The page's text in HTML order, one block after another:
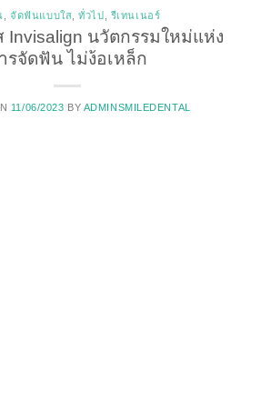
,จัดฟันแบบใส ,ทั่วไป รีเทนเนอร์
Invisalign นวัตกรรมใหม่แห่ง
รจัดฟัน ไม่ง้อเหล็ก
11/06/2023 BY ADMINSMILEDENTAL